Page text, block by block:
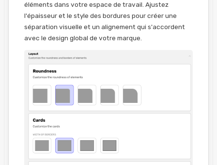
éléments dans votre espace de travail. Ajustez
l'épaisseur et le style des bordures pour créer une
séparation visuelle et un alignement qui s'accordent
avec le design global de votre marque.